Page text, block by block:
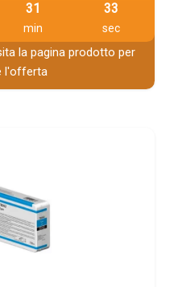
31
min
32
sec
la pagina prodotto per
l'offerta